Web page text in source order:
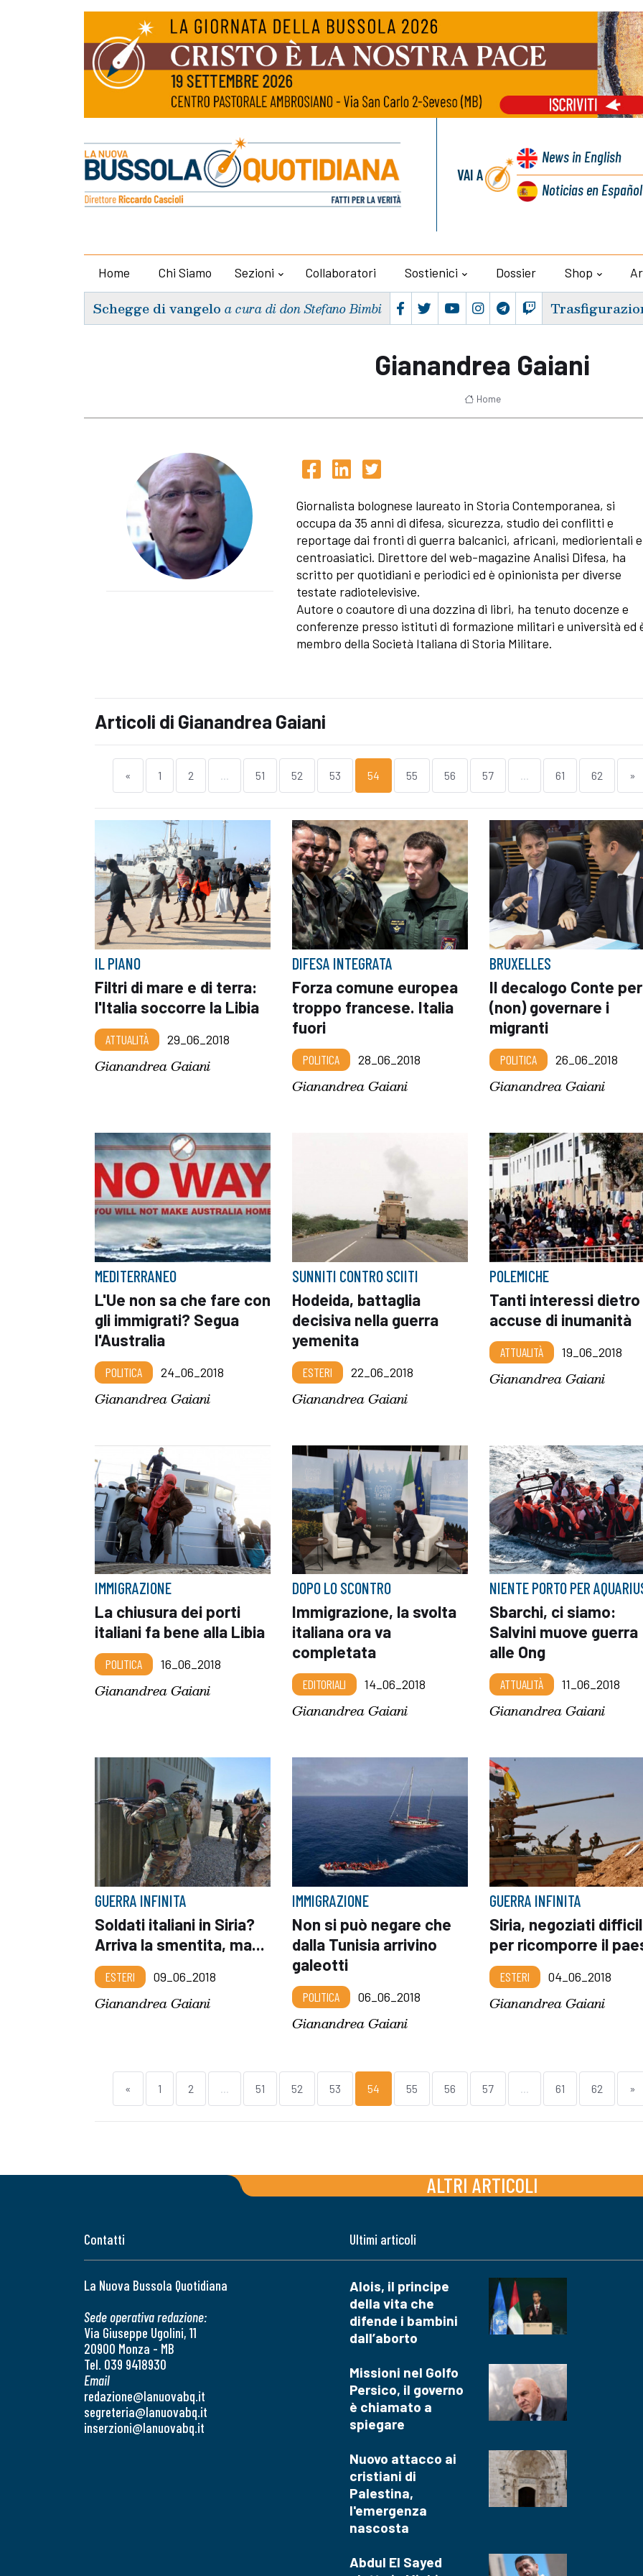
VAI A
Newsin English
Noticiasen Español
Home Chi Siamo Sezioni Collaboratori Sostienici Dossier Shop
Schegge di vangelo a cura di don Stefano Bimbi
Gianandrea Gaiani
Home
Giornalista bolognese laureato in Storia Contemporanea, si
occupa da 35 anni di difesa, sicurezza, studio dei conflitti e
reportage dai fronti di guerra balcanici, africani, mediorientali e
centroasiatici. Direttore del web-magazine Analisi Difesa, ha
scritto per quotidiani e periodici ed è opinionista per diverse
testate radiotelevisive.
Autore o coautore di una dozzina di libri, ha tenuto docenze e
conferenze presso istituti di formazione militari e università ed
membro della Società Italiana di Storia Militare.
Articoli di Gianandrea Gaiani
« 1 2 ... 51 52 53 54 55 56 57 ... 61 62 »
IL PIANO
Filtri di mare e di terra:
l'Italia soccorre la Libia
ATTUALITÀ 29_06_2018
Gianandrea Gaiani
DIFESA INTEGRATA
Forza comune europea
troppo francese. Italia
fuori
POLITICA 28_06_2018
Gianandrea Gaiani
BRUXELLES
Il decalogo Conte per
(non) governare i
migranti
POLITICA 26_06_2018
Gianandrea Gaiani
MEDITERRANEO
L'Ue non sa che fare con
gli immigrati? Segua
l'Australia
POLITICA 24_06_2018
Gianandrea Gaiani
SUNNITI CONTRO SCIITI
Hodeida, battaglia
decisiva nella guerra
yemenita
ESTERI 22_06_2018
Gianandrea Gaiani
POLEMICHE
Tanti interessi dietro
accuse di inumanità
ATTUALITÀ 19_06_2018
Gianandrea Gaiani
IMMIGRAZIONE
La chiusura dei porti
italiani fa bene alla Libia
POLITICA 16_06_2018
Gianandrea Gaiani
DOPO LO SCONTRO
Immigrazione, la svolta
italiana ora va
completata
EDITORIALI 14_06_2018
Gianandrea Gaiani
NIENTE PORTO PER
Sbarchi, ci siamo:
Salvini muove guerra
alle Ong
ATTUALITÀ 11_06_2018
Gianandrea Gaiani
GUERRA INFINITA
Soldati italiani in Siria?
Arriva la smentita, ma...
ESTERI 09_06_2018
Gianandrea Gaiani
IMMIGRAZIONE
Non si può negare che
dalla Tunisia arrivino
galeotti
POLITICA 06_06_2018
Gianandrea Gaiani
GUERRA INFINITA
Siria, negoziati
per ricomporre il
ESTERI 04_06_2018
Gianandrea Gaiani
« 1 2 ... 51 52 53 54 55 56 57 ... 61 62 »
ALTRI ARTICOLI
Contatti
La Nuova Bussola Quotidiana
Sede operativa redazione:
Via Giuseppe Ugolini, 11
20900 Monza - MB
Tel. 039 9418930
Email
redazione@lanuovabq.it
segreteria@lanuovabq.it
inserzioni@lanuovabq.it
Ultimi articoli
Alois, il principe
della vita che
difende i bambini
dall’aborto
Missioni nel Golfo
Persico, il governo
è chiamato a
spiegare
Nuovo attacco ai
cristiani di
Palestina,
l'emergenza
nascosta
Abdul El Sayed